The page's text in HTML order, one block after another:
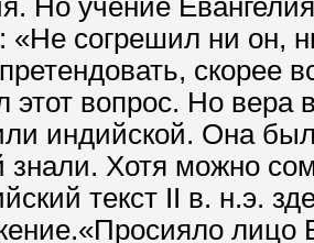
Но учение
«Не согрешил ни он,
скорее
этот вопрос. Но
индийской. Она
Хотя можно
текст II в. н.э.
лицо